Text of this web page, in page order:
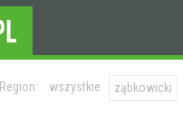
Region: wszystkie ząbkowicki